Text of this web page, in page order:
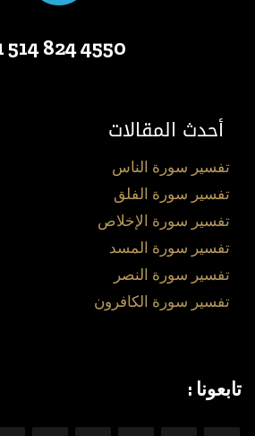
4550 824 514 1 +
أحدث المقالات
تفسير سورة الناس
تفسير سورة الفلق
تفسير سورة الإخلاص
تفسير سورة المسد
تفسير سورة النصر
تفسير سورة الكافرون
تابعونا :